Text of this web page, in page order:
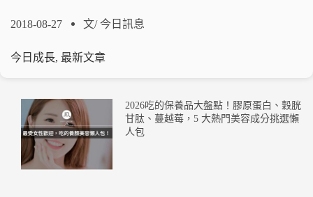
2018-08-27 文/今日訊息
今日成長, 最新文章
2026吃的保養品大盤點！膠原蛋白、穀胱
甘肽、蔓越莓，5 大熱門美容成分挑選懶
人包